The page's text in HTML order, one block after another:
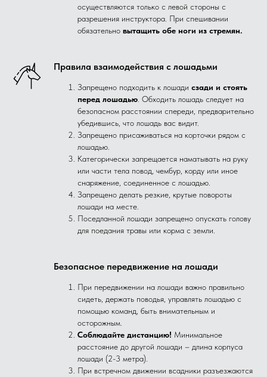
осуществляются только с левой стороны с
разрешения инструктора. При спешивании
обязательно вытащить обе ноги из стремян.
Правила взаимодействия с лошадьми
Запрещено подходить к лошади сзади и стоять
перед лошадью. Обходить лошадь следует на
безопасном расстоянии спереди, предварительно
убедившись, что лошадь вас видит.
Запрещено присаживаться на корточки рядом с
лошадью.
Категорически запрещается наматывать на руку
или части тела повод, чембур, корду или иное
снаряжение, соединенное с лошадью.
Запрещено делать резкие, крутые повороты
лошади на месте.
Поседланной лошади запрещено опускать голову
для поедания травы или корма с земли.
Безопасное передвижение на лошади
При передвижении на лошади важно правильно
сидеть, держать поводья, управлять лошадью с
помощью команд, быть внимательным и
осторожным.
Соблюдайте дистанцию! Минимальное
расстояние до другой лошади – длина корпуса
лошади (2-3 метра).
При встречном движении всадники разъезжаются